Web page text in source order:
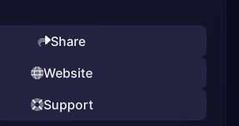
Share
Website
Support